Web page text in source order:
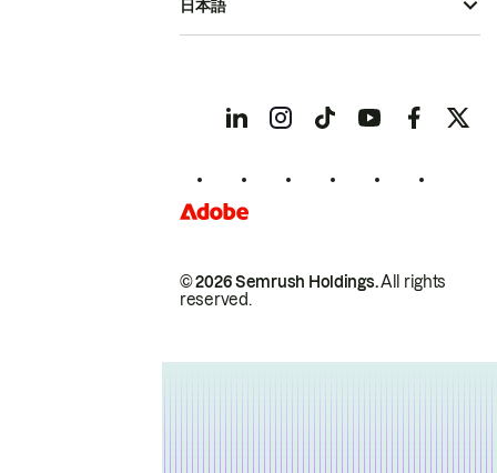
© 2026 Semrush Holdings.All rights
reserved.
日本語